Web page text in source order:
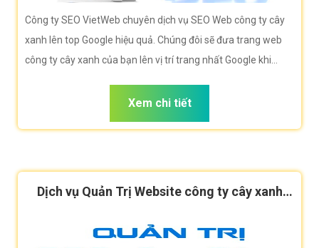
Công ty SEO VietWeb chuyên dịch vụ SEO Web công ty cây
xanh lên top Google hiệu quả. Chúng đôi sẽ đưa trang web
công ty cây xanh của bạn lên vị trí trang nhất Google khi
Xem chi tiết
Dịch vụ Quản Trị Website công ty cây xanh